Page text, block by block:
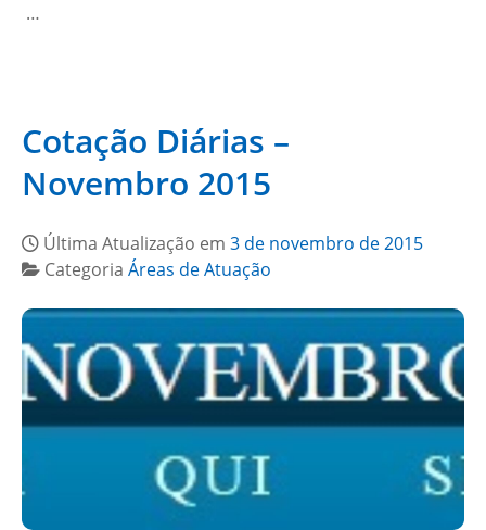
…
Cotação Diárias –
Novembro 2015
Última Atualização em 3 de novembro de 2015
Categoria Áreas de Atuação